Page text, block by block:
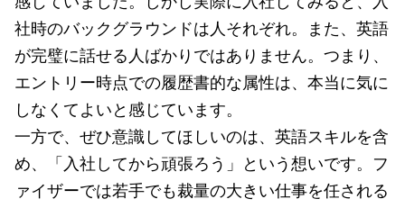
社時のバックグラウンドは人それぞれ。また、英語
が完璧に話せる人ばかりではありません。つまり、
エントリー時点での履歴書的な属性は、本当に気に
しなくてよいと感じています。
一方で、ぜひ意識してほしいのは、英語スキルを含
め、「入社してから頑張ろう」という想いです。フ
ァイザーでは若手でも裁量の大きい仕事を任される